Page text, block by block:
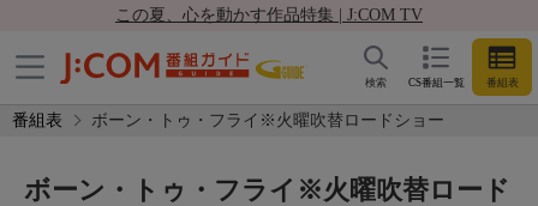
この夏、心を動かす作品特集 | J:COM TV
CS番組一覧 番組表
検索
番組表 ボーン・トゥ・フライ※火曜吹替ロードショー
ボーン・トゥ・フライ※火曜吹替ロード